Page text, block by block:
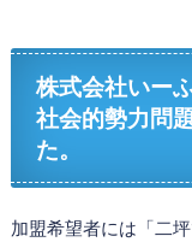
株式会社いー
社会的勢力問
た。
加盟希望者には「二